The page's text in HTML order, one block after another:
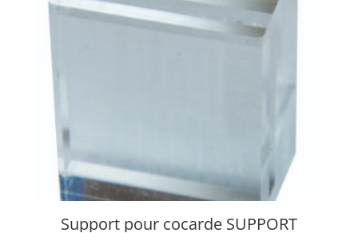
Support pour cocarde SUPPORT